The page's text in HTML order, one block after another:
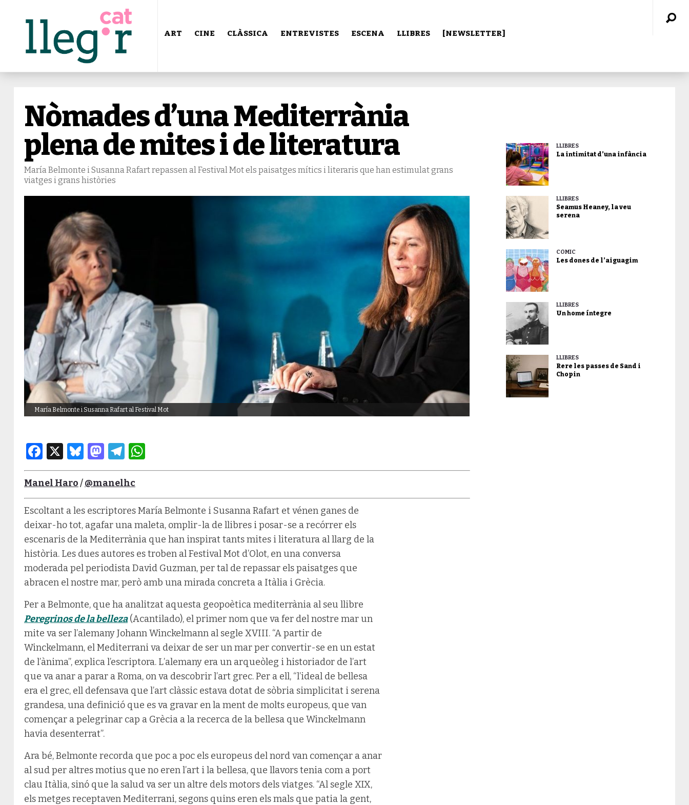
ART CINE CLÀSSICA ENTREVISTES ESCENA LLIBRES [NEWSLETTER]
Nòmades d’una Mediterrània
plena de mites i de literatura
María Belmonte i Susanna Rafart repassen al Festival Mot els paisatges mítics i literaris que han estimulat grans
viatges i grans històries
María Belmonte i Susanna Rafart al Festival Mot
Facebook
X Bluesky
Mastodon
Telegram
Manel Haro/@manelhc
Escoltant a les escriptores María Belmonte i Susanna Rafart et vénen ganes de
deixar-ho tot, agafar una maleta, omplir-la de llibres i posar-se a recórrer els
escenaris de la Mediterrània que han inspirat tants mites i literatura al llarg de la
història. Les dues autores es troben al Festival Mot d’Olot, en una conversa
moderada pel periodista David Guzman, per tal de repassar els paisatges que
abracen el nostre mar,però amb una mirada concreta a Itàlia i Grècia.
Per a Belmonte, que ha analitzat aquesta geopoètica mediterrània al seu llibre
Peregrinos de la belleza(Acantilado), el primer nom que va fer del nostre mar un
mite va ser l’alemany Johann Winckelmann al segle XVIII. “A partir de
Winckelmann, el Mediterrani va deixar de ser un mar per convertir-se en un estat
de l’ànima”, explica l’escriptora. L’alemany era un arqueòleg i historiador de l’art
que va anar a parar a Roma, on va descobrir l’art grec. Per a ell, “l’ideal de bellesa
era el grec, ell defensava que l’art clàssic estava dotat de sòbria simplicitat i serena
grandesa, una definició que es va gravar en la ment de molts europeus, que van
començar a pelegrinar cap a Grècia a la recerca de la bellesa que Winckelmann
havia desenterrat”.
Ara bé, Belmonte recorda que poc a poc els europeus del nord van començar a anar
al sud per altres motius que no eren l’art i la bellesa, que llavors tenia com a port
clau Itàlia, sinó que la salud va ser un altre dels motors dels viatges. “Al segle XIX,
els metges receptaven Mediterrani, segons quins eren els mals que patia la gent,
LLIBRES
La intimitat d’una infància
LLIBRES
Seamus Heaney, la veu
serena
CÒMIC
Les dones de l’aiguagim
LLIBRES
Un home íntegre
LLIBRES
Rere les passes de Sand i
Chopin